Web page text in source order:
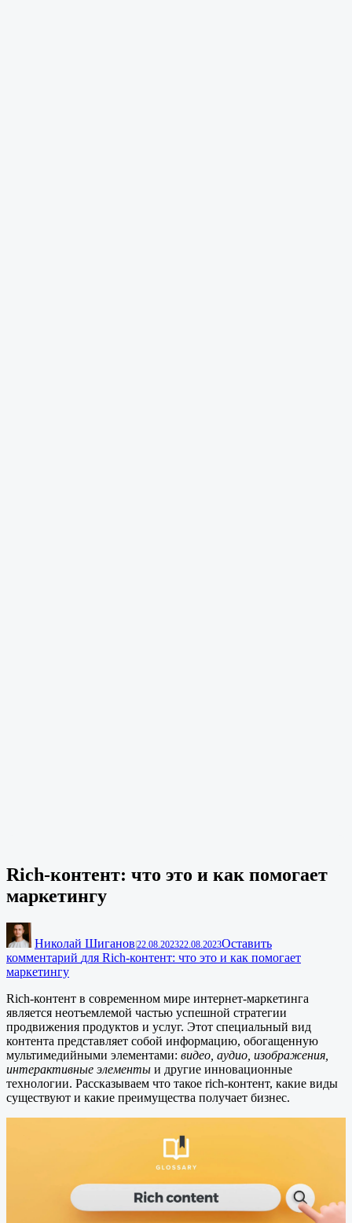
Rich-контент: что это и как помогает
маркетингу
Николай Шиганов 22.08.202322.08.2023Оставить
комментарий для Rich-контент: что это и как помогает
маркетингу
Rich-контент в современном мире интернет-маркетинга
является неотъемлемой частью успешной стратегии
продвижения продуктов и услуг. Этот специальный вид
контента представляет собой информацию, обогащенную
мультимедийными элементами: видео, аудио, изображения,
интерактивные элементы и другие инновационные
технологии. Рассказываем что такое rich-контент, какие виды
существуют и какие преимущества получает бизнес.